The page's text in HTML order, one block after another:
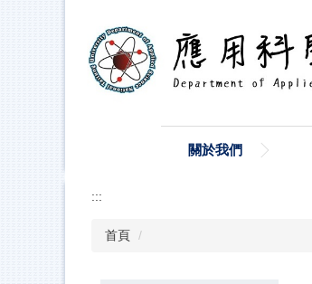
關於我們
:::
首頁